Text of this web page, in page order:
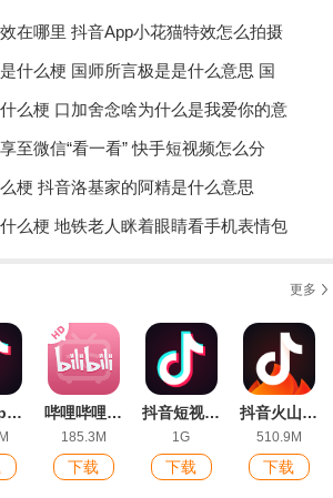
在哪里 抖音App小花猫特效怎么拍摄
什么梗 国师所言极是是什么意思 国
么梗 口加舍念啥为什么是我爱你的意
至微信“看一看” 快手短视频怎么分
梗 抖音洛基家的阿精是什么意思
么梗 地铁老人眯着眼睛看手机表情包
更多
抖音app2026最新版 哔哩哔哩HD版官方版
185.3M
下载
抖音短视频2026最新版
1G
下载
抖音火山版ios版官方版
510.9M
下载